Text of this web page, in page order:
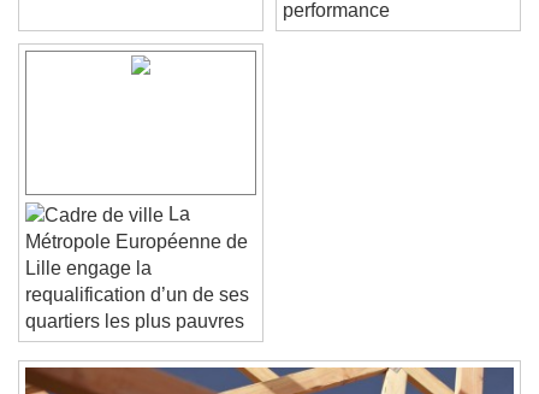
Font Family
End of dialog window.
performance
La
Métropole Européenne de
Lille engage la
requalification d’un de ses
quartiers les plus pauvres